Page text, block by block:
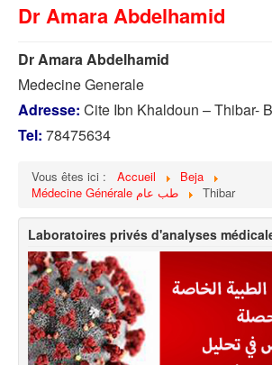
Dr Amara Abdelhamid
Dr Amara Abdelhamid
Medecine Generale
Adresse: Cite Ibn Khaldoun – Thibar-
Tel: 78475634
Vous êtes ici : Accueil
Beja
Médecine Générale طب عام
Thibar
Laboratoires privés d'analyses